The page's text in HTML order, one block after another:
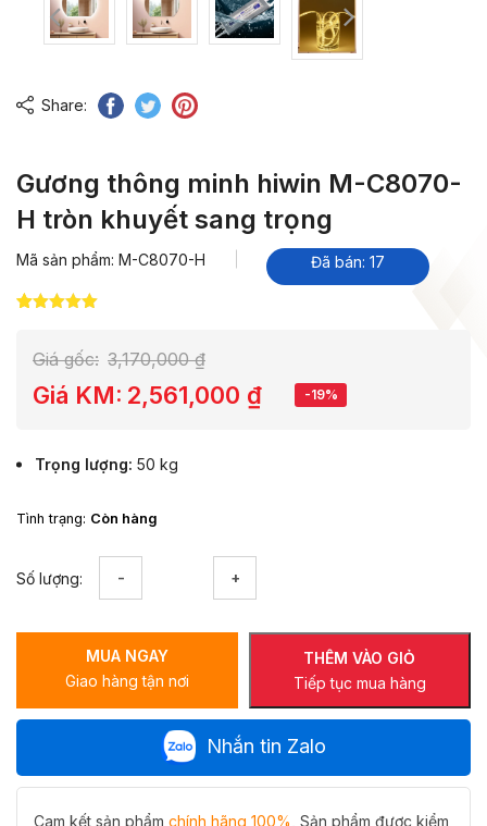
Share:
Gương thông minh hiwin M-C8070-
H tròn khuyết sang trọng
Mã sản phẩm: M-C8070-H Đã bán: 17
đánh giá
Giá gốc: 3,170,000₫
Giá KM: 2,561,000 ₫ -19%
Trọng lượng 50 kg
Tình trạng: Còn hàng
Số lượng:
hiwin
M-
C8070-
khuyết
sang
số
THÊM VÀO GIỎ
Tiếp tục mua hàng
MUA NGAY
Giao hàng tận nơi
Nhắn tin Zalo
Cam kết sản phẩm chính hãng 100% , Sản phẩm được kiểm